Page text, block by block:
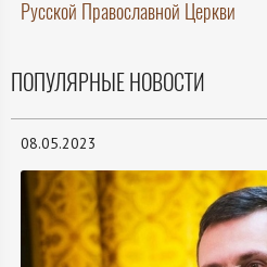
Русской Православной Церкви
ПОПУЛЯРНЫЕ НОВОСТИ
08.05.2023